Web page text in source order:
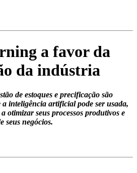
a favor da
da indústria
de estoques e precificação são
a inteligência artificial pode ser usada,
otimizar seus processos produtivos e
seus negócios.